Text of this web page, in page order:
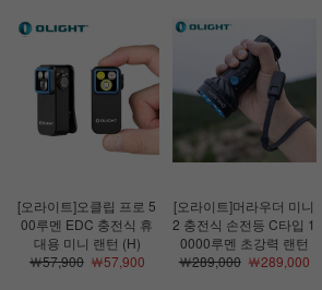
[오라이트]오클립 프로 5
00루멘 EDC 충전식 휴
대용 미니 랜턴 (H)
￦57,900￦57,900
[오라이트]머라우더 미니
2 충전식 손전등 C타입 1
0000루멘 초강력 랜턴
￦289,000￦289,000